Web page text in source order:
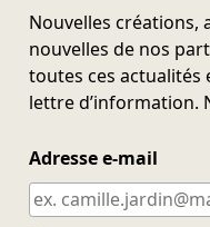
Nouvelles créations,
nouvelles de nos
toutes ces actualités
lettre d’information.
Adresse e-mail